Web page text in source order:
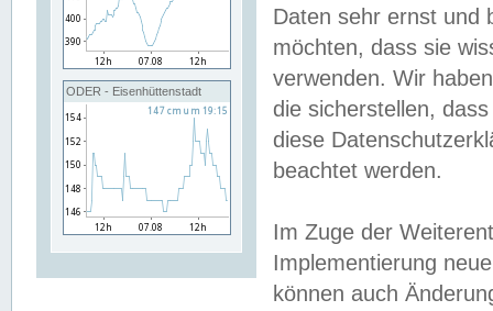
ODER - Eisenhüttenstadt
Daten sehr ernst und
möchten, dass sie
verwenden. Wir
die sicherstellen,
diese
beachtet werden.
Im Zuge der
Implementierung
können auch